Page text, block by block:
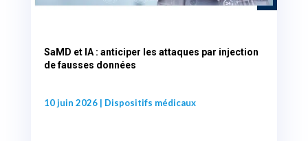
SaMD et IA : anticiper les attaques par injection
de fausses données
10 juin 2026| Dispositifs médicaux